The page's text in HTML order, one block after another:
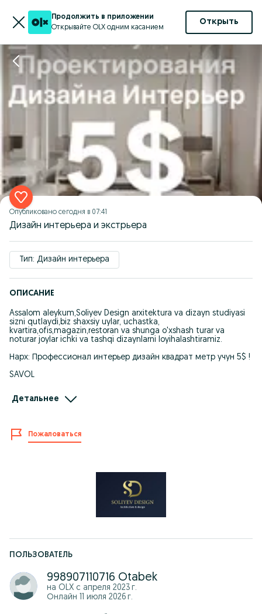
Продолжить в приложении
Открывайте OLX одним касанием
Открыть
Опубликовано сегодня в 07:41
Дизайн интерьера и экстрьера
Тип: Дизайн интерьера
ОПИСАНИЕ
Assalom aleykum,Soliyev Design arxitektura va dizayn studiyasi
sizni qutlaydi,biz shaxsiy uylar, uchastka,
kvartira,ofis,magazin,restoran va shunga o'xshash turar va
noturar joylar ichki va tashqi dizaynlarni loyihalashtiramiz.
Нарх: Профессионал интерьер дизайн квадрат метр учун 5$ !
SAVOL
Boshlajak remontingiz dizaynini oldindan qurilishni boshlamay
turib ko'rish imkoniyati,sifatli va hamyonbop xizmatlarimiz,Dizayn
interyer va exteryer loyihalarimiz va Ремонт под ключ
Respublika bo'ylab xizmat ko'rsatamiz
участков,квартир,офисов,магазинов, ресторанов и
аналогичных жилых и нежилых помещений.
Цена: Профессиональный дизайн интерьера — 5 долларов за
квадратный метр!
Детальнее
Пожаловаться
ПОЛЬЗОВАТЕЛЬ
998907110716 Otabek
на OLX с апреля 2023 г.
Онлайн 11 июля 2026 г.